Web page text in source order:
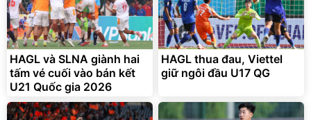
Lót ghế ôtô, nâng lưng
chống nóng giúp thoải mái
trong di chuyển
295.000đ
Đã bán nhiều
HAGL và SLNA giành hai
tấm vé cuối vào bán kết
U21 Quốc gia 2026
HAGL thua đau, Viettel
giữ ngôi đầu U17 QG